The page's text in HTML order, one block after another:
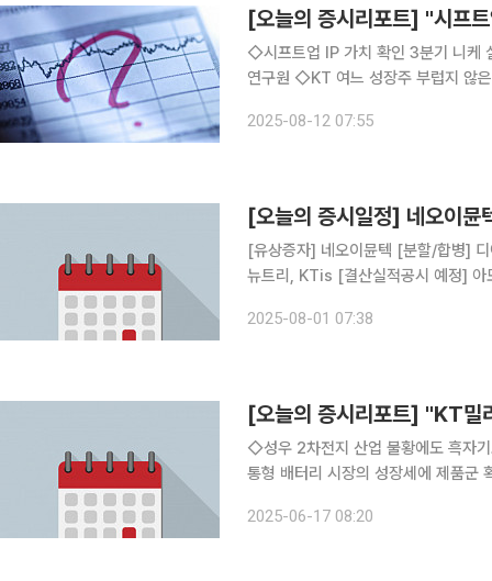
[오늘의 증시리포트] "시프
◇시프트업 IP 가치 확인 3분기 니케
연구원 ◇KT 여느 성장주 부럽지 않은 배당주! 양호한 사업 환경 지속 기대치를 크게 상회하는 2분
4,274억원(+13.5%yoy), 영업이익
2025-08-12 07:55
[오늘의 증시일정] 네오이뮨
[유상증자] 네오이뮨텍 [분할/합병]
뉴트리, KTis [결산실적공시 예정] 아
한국유니온제약, 옵티코어, 현대바이
2025-08-01 07:38
[오늘의 증시리포트] "KT밀
◇성우 2차전지 산업 불황에도 흑자
통형 배터리 시장의 성장세에 제품군
버프로 빛으로 측정하고, 항법으로 연
2025-06-17 08:20